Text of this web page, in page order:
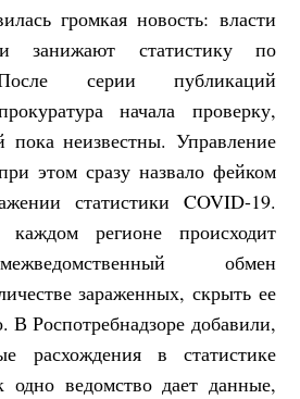
громкая новость: власти
занижают статистику по
серии публикаций
начала проверку,
пока неизвестны. Управление
этом сразу назвало фейком
статистики COVID-19.
регионе происходит
обмен
зараженных, скрыть ее
В Роспотребнадзоре добавили,
расхождения в статистике
ведомство дает данные,